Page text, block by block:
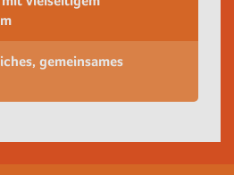
gemeinsames